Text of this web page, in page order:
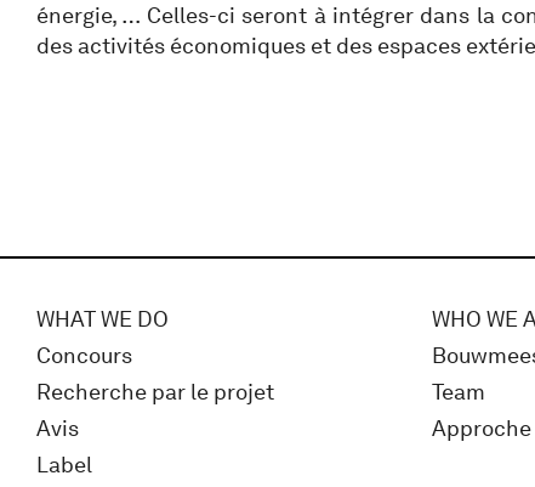
énergie, … Celles-ci seront à intégrer dans la
des activités économiques et des espaces
WHAT WE DO
Concours
Recherche par le projet
Avis
Label
WHO WE
Team
Approche